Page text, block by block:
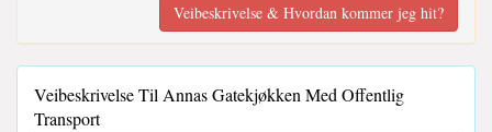
Veibeskrivelse & Hvordan kommer jeg hit?
Veibeskrivelse Til Annas Gatekjøkken Med Offentlig
Transport